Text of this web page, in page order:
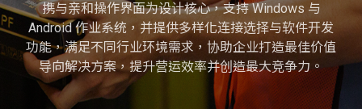
携与亲和操作界面为设计核心，支持 Windows 与
Android 作业系统，并提供多样化连接选择与软件开发
功能，满足不同行业环境需求，协助企业打造最佳价值
导向解决方案，提升营运效率并创造最大竞争力。